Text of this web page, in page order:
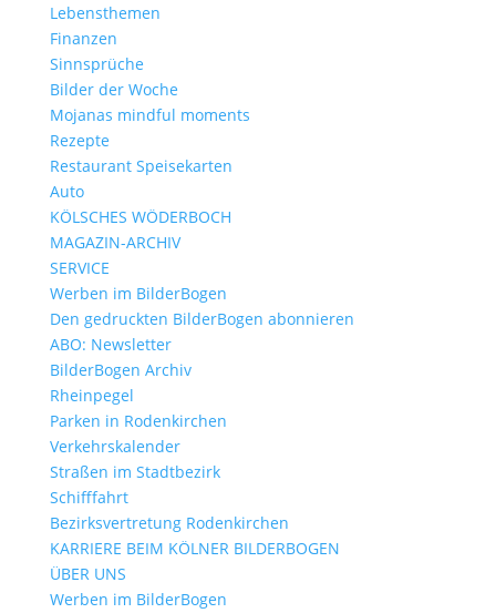
Lebensthemen
Finanzen
Sinnsprüche
Bilder der Woche
Mojanas mindful moments
Rezepte
Restaurant Speisekarten
Auto
KÖLSCHES WÖDERBOCH
MAGAZIN-ARCHIV
SERVICE
Werben im BilderBogen
Den gedruckten BilderBogen abonnieren
ABO: Newsletter
BilderBogen Archiv
Rheinpegel
Parken in Rodenkirchen
Verkehrskalender
Straßen im Stadtbezirk
Schifffahrt
Bezirksvertretung Rodenkirchen
KARRIERE BEIM KÖLNER BILDERBOGEN
ÜBER UNS
Werben im BilderBogen
Datenschutz|Impressum| © perey-medien